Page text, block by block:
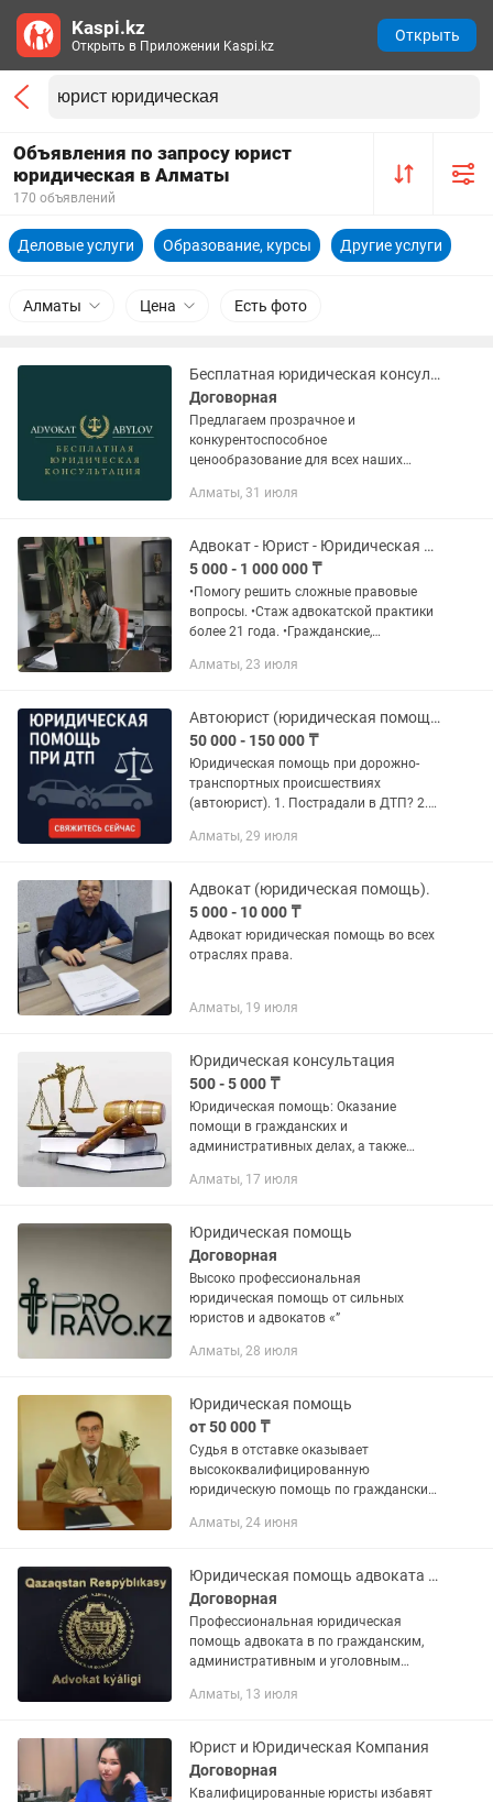
Объявления по запросу юрист
юридическая в Алматы
170 объявлений
Деловые услуги Образование, курсы Другие услуги
Алматы Цена Есть фото
Бесплатная юридическая консультация
Договорная
Предлагаем прозрачное и
конкурентоспособное
ценообразование для всех наших
с нашей юридической поддержкой в
Банкротство физических и...
Алматы, 31 июля
Адвокат - Юрист - Юридическая консультация Алматы.
5 000 - 1 000 000 ₸
•Помогу решить сложные правовые
вопросы. •Стаж адвокатской практики
более 21 года. •Гражданские,
дела, хозяйственные споры. •Веду дела
Алматы, 23 июля
Автоюрист (юридическая помощь при ДТП)
50 000 - 150 000 ₸
Юридическая помощь при дорожно-
транспортных происшествиях
(автоюрист). 1. Пострадали в ДТП? 2.
телесные повреждения? 4. Страховая
Алматы, 29 июля
Адвокат (юридическая помощь).
5 000 - 10 000 ₸
Адвокат юридическая помощь во всех
отраслях права.
Алматы, 19 июля
Юридическая консультация
500 - 5 000 ₸
Юридическая помощь: Оказание
помощи в гражданских и
административных делах, а также
Составление и оформление различных
заявления и...
Алматы, 17 июля
Юридическая помощь
Договорная
Высоко профессиональная
юридическая помощь от сильных
юристов и адвокатов «”
Алматы, 28 июля
Юридическая помощь
от 50 000 ₸
Судья в отставке оказывает
высококвалифицированную
юридическую помощь по гражданским,
делам.
Алматы, 24 июня
Юридическая помощь адвоката в г. Алматы
Договорная
Профессиональная юридическая
помощь адвоката в по гражданским,
административным и уголовным
Брачно-семейные споры, раздел
долгов,...
Алматы, 13 июля
Юрист и Юридическая Компания
Договорная
Квалифицированные юристы избавят
Kaspi.kz
Открыть в Приложении Kaspi.kz
Открыть